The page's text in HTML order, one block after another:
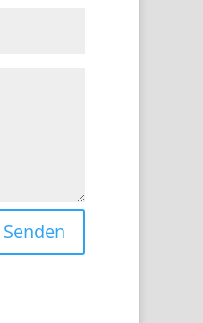
Senden